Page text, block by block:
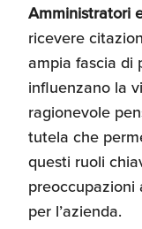
Amministratori
ricevere
ampia fascia di
influenzano la
ragionevole
tutela che
questi ruoli
preoccupazioni
per l’azienda.